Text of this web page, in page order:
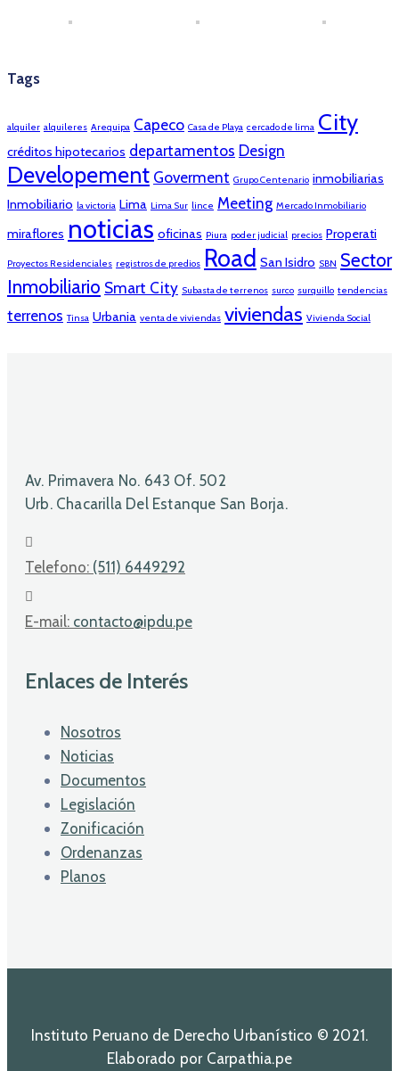
Tags
alquiler alquileres Arequipa Capeco Casa de Playa cercado de lima City
créditos hipotecarios departamentos Design
Developement Goverment Grupo Centenario inmobiliarias
Inmobiliario la victoria Lima Lima Sur lince Meeting Mercado Inmobiliario
miraflores noticias oficinas Piura poder judicial precios Properati
Proyectos Residenciales registros de predios Road San Isidro SBN Sector
Inmobiliario Smart City Subasta de terrenos surco surquillo tendencias
terrenos Tinsa Urbania venta de viviendas viviendas Vivienda Social
Av. Primavera No. 643 Of. 502
Urb. Chacarilla Del Estanque San Borja.
Telefono: (511) 6449292
E-mail: contacto@ipdu.pe
Enlaces de Interés
Nosotros
Noticias
Documentos
Legislación
Zonificación
Ordenanzas
Planos
Instituto Peruano de Derecho Urbanístico © 2021.
Elaborado por Carpathia.pe